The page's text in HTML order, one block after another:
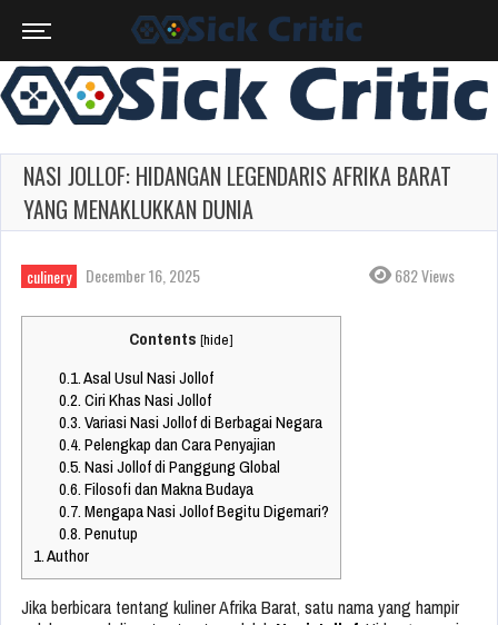
NASI JOLLOF: HIDANGAN LEGENDARIS AFRIKA BARAT
YANG MENAKLUKKAN DUNIA
culinery December 16, 2025 682 Views
Contents [hide]
0.1.Asal Usul Nasi Jollof
0.2.Ciri Khas Nasi Jollof
0.3.Variasi Nasi Jollof di Berbagai Negara
0.4.Pelengkap dan Cara Penyajian
0.5.Nasi Jollof di Panggung Global
0.6.Filosofi dan Makna Budaya
0.7.Mengapa Nasi Jollof Begitu Digemari?
0.8.Penutup
1.Author
Jika berbicara tentang kuliner Afrika Barat, satu nama yang hampir